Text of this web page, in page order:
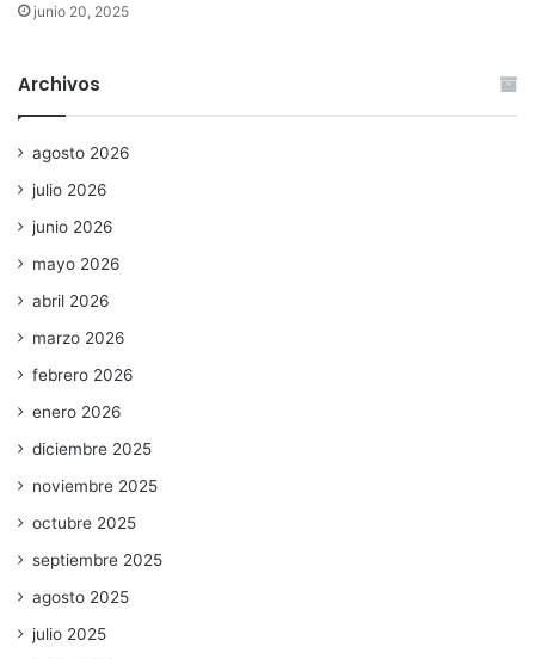
junio 20, 2025
Archivos
agosto 2026
julio 2026
junio 2026
mayo 2026
abril 2026
marzo 2026
febrero 2026
enero 2026
diciembre 2025
noviembre 2025
octubre 2025
septiembre 2025
agosto 2025
julio 2025